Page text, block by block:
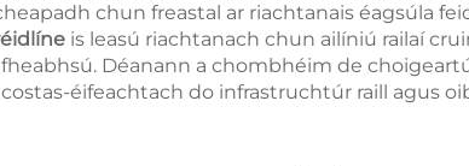
chun freastal ar riachtanais éagsúla
is leasú riachtanach chun ailíniú railaí
Déanann a chombhéim de
éifeachtach do infrastruchtúr raill agus